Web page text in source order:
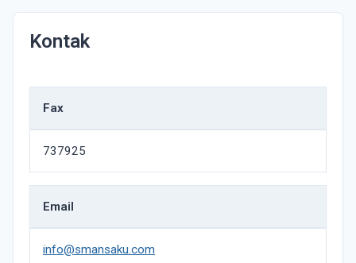
Kontak
Fax
737925
Email
info@smansaku.com